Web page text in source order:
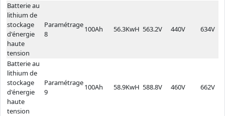
Batterie au
lithium de
stockage
d'énergie
haute
tension
Paramétrage
8
100Ah 56.3KwH 563.2V 440V 634V
Batterie au
lithium de
stockage
d'énergie
haute
tension
Paramétrage
9
100Ah 58.9KwH 588.8V 460V 662V